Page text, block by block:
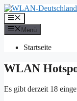
Zum
Inhalt
springen
Menü
Menü
Startseite
WLAN
Es gibt derzeit 18